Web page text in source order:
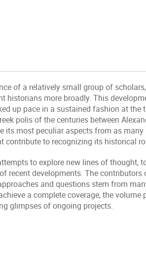
of a relatively small group of
historians more broadly. This
up pace in a sustained fashion at the
polis of the centuries between
its most peculiar aspects from as
contribute to recognizing its historical
to explore new lines of thought,
recent developments. The
and questions stem from
a complete coverage, the
glimpses of ongoing projects.